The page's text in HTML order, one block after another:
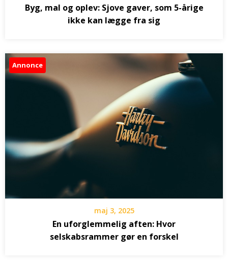
Byg, mal og oplev: Sjove gaver, som 5-årige
ikke kan lægge fra sig
Annonce
maj 3, 2025
En uforglemmelig aften: Hvor
selskabsrammer gør en forskel